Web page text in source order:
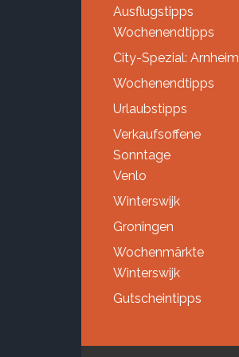
Ausflugstipps
Wochenendtipps
City-Spezial: Arnheim
Wochenendtipps
Urlaubstipps
Verkaufsoffene
Sonntage
Venlo
Winterswijk
Groningen
Wochenmärkte
Winterswijk
Gutscheintipps